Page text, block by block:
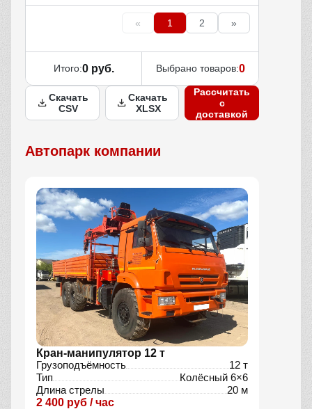
« 1 2 »
Итого:0 руб. Выбрано товаров:0
Скачать
CSV
Скачать
XLSX
Рассчитать
с
доставкой
Автопарк компании
Кран-манипулятор 12 т
Грузоподъёмность
12 т
Тип
Колёсный 6×6
Длина стрелы
20 м
2 400 руб / час